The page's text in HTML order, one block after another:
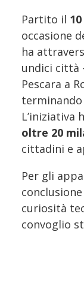
Partito il
occasione
ha
undici città
Pescara a
L’iniziativa
oltre 20
cittadini e
Per gli
curiosità
convoglio